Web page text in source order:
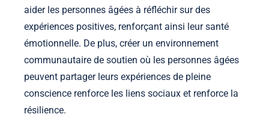
aider les personnes âgées à réfléchir sur des
expériences positives, renforçant ainsi leur santé
émotionnelle. De plus, créer un environnement
communautaire de soutien où les personnes âgées
peuvent partager leurs expériences de pleine
conscience renforce les liens sociaux et renforce la
résilience.